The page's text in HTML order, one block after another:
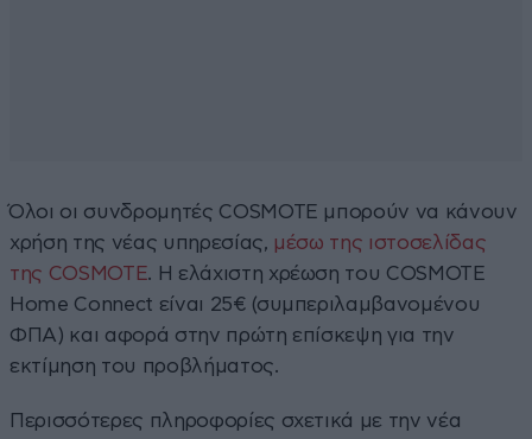
Όλοι οι συνδρομητές COSMOTE μπορούν να κάνουν
χρήση της νέας υπηρεσίας, μέσω της ιστοσελίδας
της COSMOTE. Η ελάχιστη χρέωση του COSMOTE
Home Connect είναι 25€ (συµπεριλαµβανοµένου
ΦΠΑ) και αφορά στην πρώτη επίσκεψη για την
εκτίμηση του προβλήματος.
Περισσότερες πληροφορίες σχετικά με την νέα